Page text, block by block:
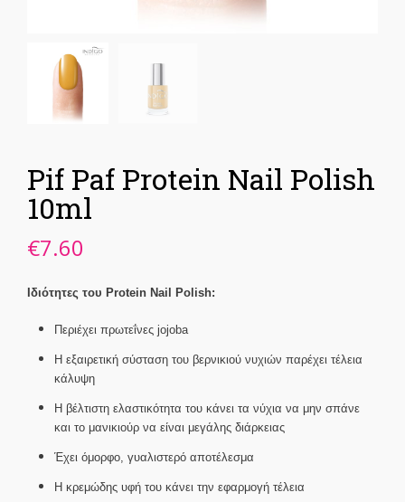
Pif Paf Protein Nail Polish
10ml
€7.60
Ιδιότητες του Protein Nail Polish:
Περιέχει πρωτεΐνες jojoba
Η εξαιρετική σύσταση του βερνικιού νυχιών παρέχει τέλεια
κάλυψη
Η βέλτιστη ελαστικότητα του κάνει τα νύχια να μην σπάνε
και το μανικιούρ να είναι μεγάλης διάρκειας
Έχει όμορφο, γυαλιστερό αποτέλεσμα
Η κρεμώδης υφή του κάνει την εφαρμογή τέλεια